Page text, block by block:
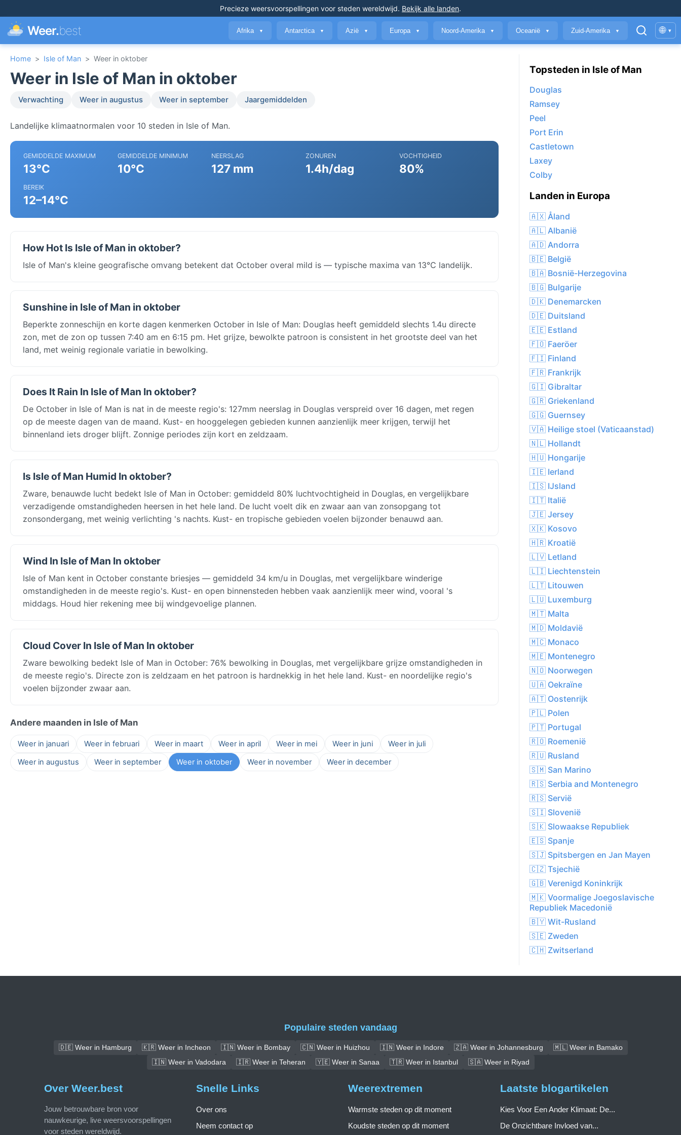
Precieze weersvoorspellingen voor steden wereldwijd. Bekijk alle landen.
Weer.best Afrika ▼ Antarctica ▼ Azië ▼ Europa ▼ Noord-Amerika ▼ Oceanië ▼ Zuid-Amerika ▼ 🌐 ▾
Home > Isle of Man > Weer in oktober
Weer in Isle of Man in oktober
Verwachting Weer in augustus Weer in september Jaargemiddelden
Landelijke klimaatnormalen voor 10 steden in Isle of Man.
GEMIDDELDE MAXIMUM
13°C
GEMIDDELDE MINIMUM
10°C
NEERSLAG
127 mm
ZONUREN
1.4h/dag
VOCHTIGHEID
80%
BEREIK
12–14°C
How Hot Is Isle of Man in oktober?
Isle of Man's kleine geografische omvang betekent dat October overal mild is — typische maxima van 13°C landelijk.
Sunshine in Isle of Man in oktober
Beperkte zonneschijn en korte dagen kenmerken October in Isle of Man: Douglas heeft gemiddeld slechts 1.4u directe
zon, met de zon op tussen 7:40 am en 6:15 pm. Het grijze, bewolkte patroon is consistent in het grootste deel van het
land, met weinig regionale variatie in bewolking.
Does It Rain In Isle of Man In oktober?
De October in Isle of Man is nat in de meeste regio's: 127mm neerslag in Douglas verspreid over 16 dagen, met regen
op de meeste dagen van de maand. Kust- en hooggelegen gebieden kunnen aanzienlijk meer krijgen, terwijl het
binnenland iets droger blijft. Zonnige periodes zijn kort en zeldzaam.
Is Isle of Man Humid In oktober?
Zware, benauwde lucht bedekt Isle of Man in October: gemiddeld 80% luchtvochtigheid in Douglas, en vergelijkbare
verzadigende omstandigheden heersen in het hele land. De lucht voelt dik en zwaar aan van zonsopgang tot
zonsondergang, met weinig verlichting 's nachts. Kust- en tropische gebieden voelen bijzonder benauwd aan.
Wind In Isle of Man In oktober
Isle of Man kent in October constante briesjes — gemiddeld 34 km/u in Douglas, met vergelijkbare winderige
omstandigheden in de meeste regio's. Kust- en open binnensteden hebben vaak aanzienlijk meer wind, vooral 's
middags. Houd hier rekening mee bij windgevoelige plannen.
Cloud Cover In Isle of Man In oktober
Zware bewolking bedekt Isle of Man in October: 76% bewolking in Douglas, met vergelijkbare grijze omstandigheden in
de meeste regio's. Directe zon is zeldzaam en het patroon is hardnekkig in het hele land. Kust- en noordelijke regio's
voelen bijzonder zwaar aan.
Andere maanden in Isle of Man
Weer in januari Weer in februari Weer in maart Weer in april Weer in mei Weer in juni
Weer in juli
Weer in augustus
Weer in september Weer in oktober Weer in november Weer in december
Topsteden in Isle of Man
Douglas
Ramsey
Peel
Port Erin
Castletown
Laxey
Colby
Landen in Europa
🇦🇽 Åland
🇦🇱 Albanië
🇦🇩 Andorra
🇧🇪 België
🇧🇦 Bosnië-Herzegovina
🇧🇬 Bulgarije
🇩🇰 Denemarcken
🇩🇪 Duitsland
🇪🇪 Estland
🇫🇴 Faeröer
🇫🇮 Finland
🇫🇷 Frankrijk
🇬🇮 Gibraltar
🇬🇷 Griekenland
🇬🇬 Guernsey
🇻🇦 Heilige stoel (Vaticaanstad)
🇳🇱 Hollandt
🇭🇺 Hongarije
🇮🇪 Ierland
🇮🇸 IJsland
🇮🇹 Italië
🇯🇪 Jersey
🇽🇰 Kosovo
🇭🇷 Kroatië
🇱🇻 Letland
🇱🇮 Liechtenstein
🇱🇹 Litouwen
🇱🇺 Luxemburg
🇲🇹 Malta
🇲🇩 Moldavië
🇲🇨 Monaco
🇲🇪 Montenegro
🇳🇴 Noorwegen
🇺🇦 Oekraïne
🇦🇹 Oostenrijk
🇵🇱 Polen
🇵🇹 Portugal
🇷🇴 Roemenië
🇷🇺 Rusland
🇸🇲 San Marino
🇷🇸 Serbia and Montenegro
🇷🇸 Servië
🇸🇮 Slovenië
🇸🇰 Slowaakse Republiek
🇪🇸 Spanje
🇸🇯 Spitsbergen en Jan Mayen
🇨🇿 Tsjechië
🇬🇧 Verenigd Koninkrijk
🇲🇰 Voormalige Joegoslavische
Republiek Macedonië
🇧🇾 Wit-Rusland
🇸🇪 Zweden
🇨🇭 Zwitserland
Populaire steden vandaag
🇩🇪 Weer in Hamburg 🇰🇷 Weer in Incheon 🇮🇳 Weer in Bombay 🇨🇳 Weer in Huizhou 🇮🇳 Weer in Indore 🇿🇦 Weer in Johannesburg
🇲🇱 Weer in Bamako
🇮🇳 Weer in Vadodara
🇮🇷 Weer in Teheran 🇾🇪 Weer in Sanaa 🇹🇷 Weer in Istanbul 🇸🇦 Weer in Riyad
Over Weer.best
Jouw betrouwbare bron voor
nauwkeurige, live weersvoorspellingen
voor steden wereldwijd.
Snelle Links
Over ons
Neem contact op
Weerextremen
Warmste steden op dit moment
Koudste steden op dit moment
Laatste blogartikelen
Kies Voor Een Ander Klimaat: De...
De Onzichtbare Invloed van...